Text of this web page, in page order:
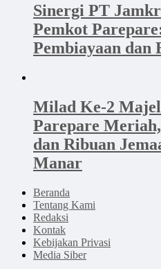
Sinergi PT
Pemkot
Pembiayaan dan
Milad Ke-2
Parepare
dan Ribuan
Manar
Beranda
Tentang Kami
Redaksi
Kontak
Kebijakan Privasi
Media Siber